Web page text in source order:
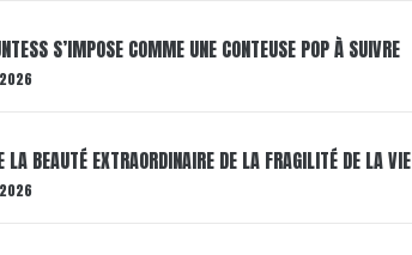
S’IMPOSE COMME UNE CONTEUSE POP À SUIVRE
LA BEAUTÉ EXTRAORDINAIRE DE LA FRAGILITÉ DE LA VIE